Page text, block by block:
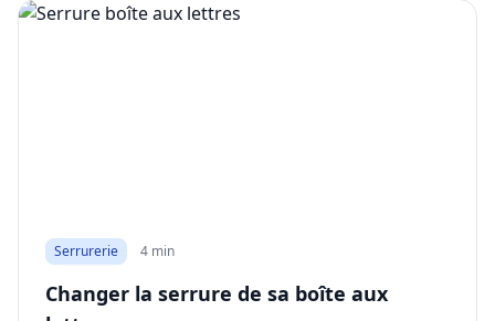
Serrurerie 4 min
Changer la serrure de sa boîte aux